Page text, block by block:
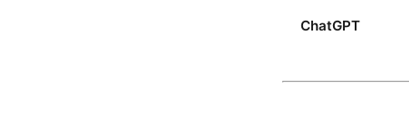
ChatGPT